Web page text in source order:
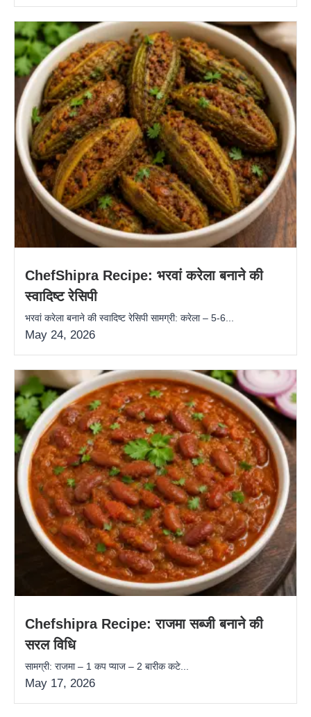
ChefShipra Recipe: भरवां करेला बनाने की
स्वादिष्ट रेसिपी
भरवां करेला बनाने की स्वादिष्ट रेसिपी सामग्री: करेला – 5-6...
May 24, 2026
Chefshipra Recipe: राजमा सब्जी बनाने की
सरल विधि
सामग्री: राजमा – 1 कप प्याज – 2 बारीक कटे...
May 17, 2026